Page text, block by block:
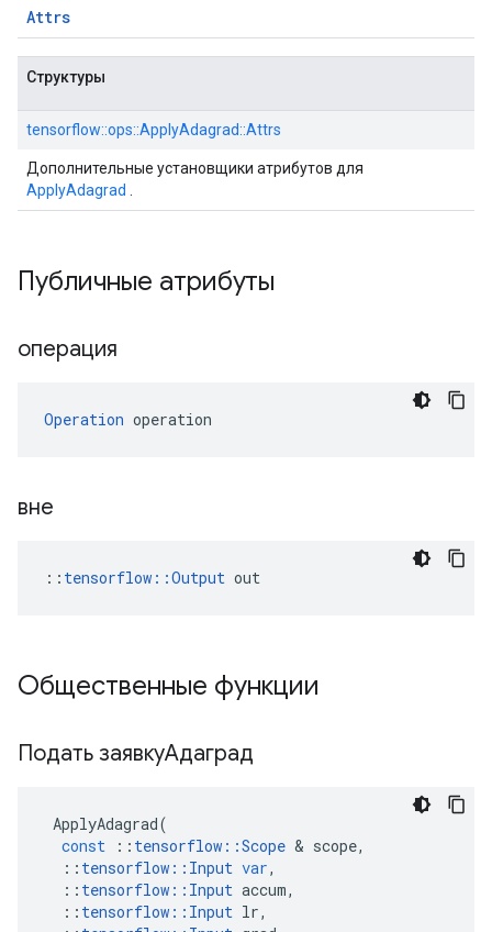
Attrs
Структуры
tensorflow::ops::ApplyAdagrad::Attrs
Дополнительные установщики атрибутов для
ApplyAdagrad
Публичные атрибуты
операция
Operation operation
вне
:: tensorflow::Output out
Общественные функции
Подать заявкуАдаград
ApplyAdagrad(
const
:: tensorflow ::Scope & scope,
:: tensorflow :: Input var,
:: tensorflow :: Input accum,
:: tensorflow :: Input lr,